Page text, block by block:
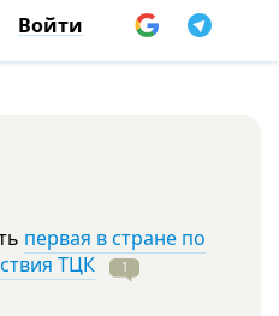
Войти
первая в стране по
ТЦК
1